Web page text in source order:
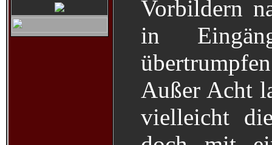
Vorbildern
in
Außer Acht
vielleicht